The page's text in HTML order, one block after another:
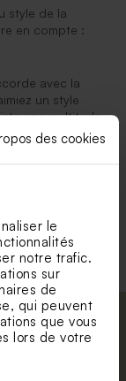
des cookies
le
notre trafic.
sur
de
qui peuvent
que vous
lors de votre
style de la
en compte :
avec la
un style
une multitude
enfant, la date
pour un souvenir
et restez
de 5%